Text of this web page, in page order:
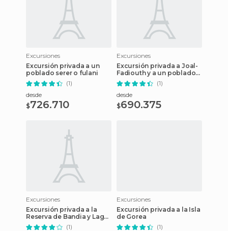
Excursiones
Excursión privada a un
poblado serer o fulani
(1)
desde
$726.710
Excursiones
Excursión privada a Joal-
Fadiouth y a un poblado
serer
(1)
desde
$690.375
Excursiones
Excursión privada a la
Reserva de Bandia y Lago
Rosa
(1)
Excursiones
Excursión privada a la Isla
de Gorea
(1)